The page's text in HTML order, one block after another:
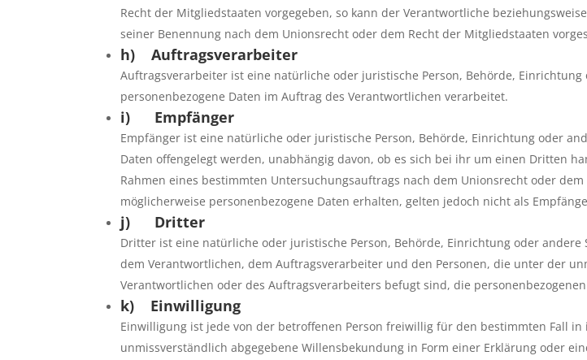
Recht der Mitgliedstaaten vorgegeben, so kann der Verantwortliche
seiner Benennung nach dem Unionsrecht oder dem Recht der Mitgliedstaaten
h) Auftragsverarbeiter
Auftragsverarbeiter ist eine natürliche oder juristische Person, Behörde, Einrichtung
personenbezogene Daten im Auftrag des Verantwortlichen verarbeitet.
i) Empfänger
Empfänger ist eine natürliche oder juristische Person, Behörde, Einrichtung oder
Daten offengelegt werden, unabhängig davon, ob es sich bei ihr um einen Dritten
Rahmen eines bestimmten Untersuchungsauftrags nach dem Unionsrecht oder
möglicherweise personenbezogene Daten erhalten, gelten jedoch nicht als
j) Dritter
Dritter ist eine natürliche oder juristische Person, Behörde, Einrichtung oder andere
dem Verantwortlichen, dem Auftragsverarbeiter und den Personen, die unter der
Verantwortlichen oder des Auftragsverarbeiters befugt sind, die
k) Einwilligung
Einwilligung ist jede von der betroffenen Person freiwillig für den bestimmten Fall
unmissverständlich abgegebene Willensbekundung in Form einer Erklärung oder